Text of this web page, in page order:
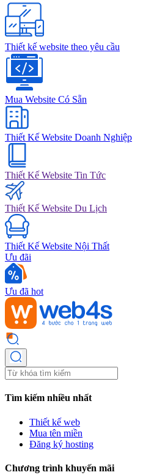
Thiết kế website theo yêu cầu
Mua Website Có Sẵn
Thiết Kế Website Doanh Nghiệp
Thiết Kế Website Tin Tức
Thiết Kế Website Du Lịch
Thiết Kế Website Nội Thất
Ưu đãi
Ưu đã hot
Tìm kiếm nhiều nhất
Thiết kế web
Mua tên miền
Đăng ký hosting
Chương trình khuyến mãi